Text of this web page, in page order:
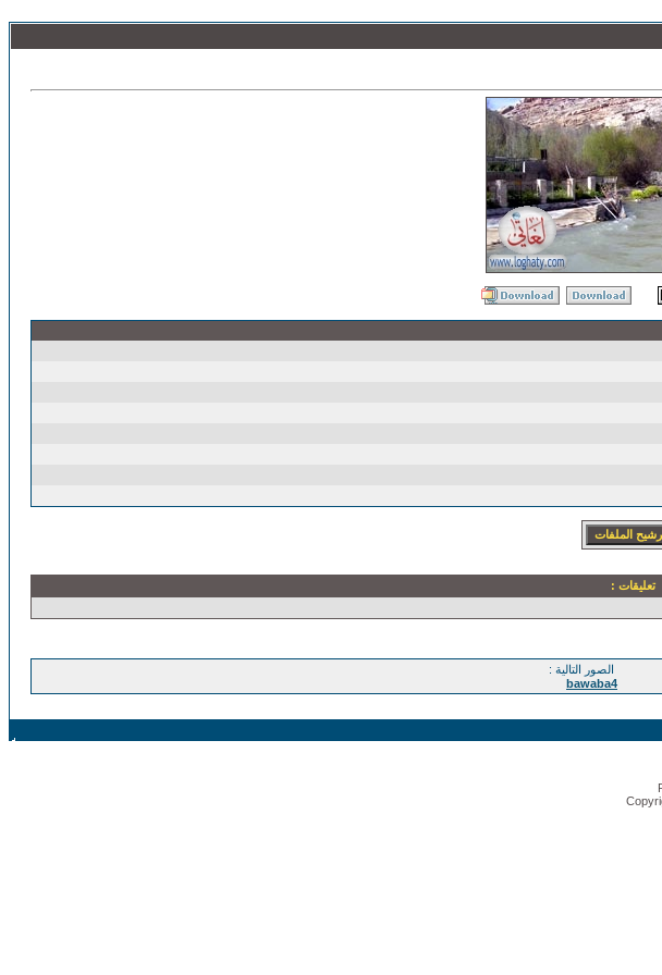
تعليقات :
الصور التالية :
bawaba4